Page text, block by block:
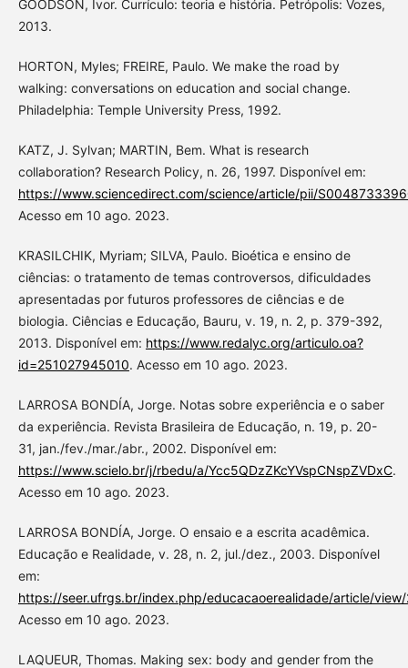
GOODSON, Ivor. Currículo: teoria e história. Petrópolis: Vozes,
2013.
HORTON, Myles; FREIRE, Paulo. We make the road by
walking: conversations on education and social change.
Philadelphia: Temple University Press, 1992.
KATZ, J. Sylvan; MARTIN, Bem. What is research
collaboration? Research Policy, n. 26, 1997. Disponível em:
https://www.sciencedirect.com/science/article/pii/
Acesso em 10 ago. 2023.
KRASILCHIK, Myriam; SILVA, Paulo. Bioética e ensino de
ciências: o tratamento de temas controversos, dificuldades
apresentadas por futuros professores de ciências e de
biologia. Ciências e Educação, Bauru, v. 19, n. 2, p. 379-392,
2013. Disponível em: https://www.redalyc.org/articulo.oa?
id=251027945010. Acesso em 10 ago. 2023.
LARROSA BONDÍA, Jorge. Notas sobre experiência e o saber
da experiência. Revista Brasileira de Educação, n. 19, p. 20-
31, jan./fev./mar./abr., 2002. Disponível em:
https://www.scielo.br/j/rbedu/a/Ycc5QDzZKcYVspCNspZVDxC.
Acesso em 10 ago. 2023.
LARROSA BONDÍA, Jorge. O ensaio e a escrita acadêmica.
Educação e Realidade, v. 28, n. 2, jul./dez., 2003. Disponível
em:
https://seer.ufrgs.br/index.php/educacaoerealidade/article/
Acesso em 10 ago. 2023.
LAQUEUR, Thomas. Making sex: body and gender from the